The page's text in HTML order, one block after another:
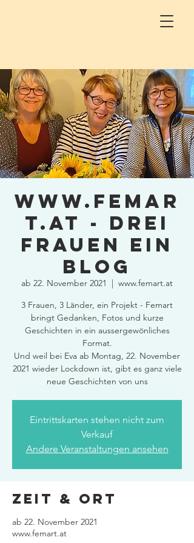
www.femar
t.at - drei
Frauen ein
Blog
ab 22. November 2021
  |
www.femart.at
3 Frauen, 3 Länder, ein Projekt - Femart
bringt Gedanken, Fotos und kurze
Geschichten in ein aussergewönliches
Format.
Und weil bei Eva ab Montag, 22. November
2021 wieder Lockdown ist, gibt es ganz viele
neue Geschichten von uns
Eintrittskarten stehen nicht zum
Verkauf
Andere Veranstaltungen ansehen
Zeit & Ort
ab 22. November 2021
www.femart.at